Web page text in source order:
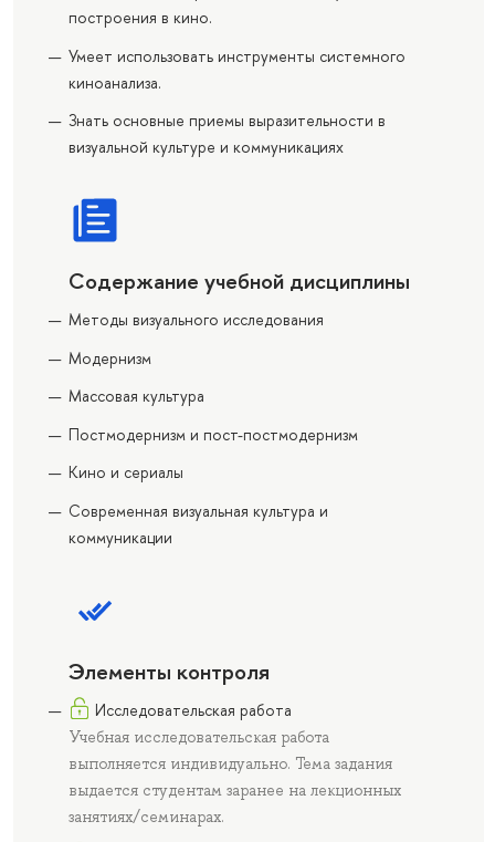
построения в кино.
Умеет использовать инструменты системного
киноанализа.
Знать основные приемы выразительности в
визуальной культуре и коммуникациях
Содержание учебной дисциплины
Методы визуального исследования
Модернизм
Массовая культура
Постмодернизм и пост-постмодернизм
Кино и сериалы
Современная визуальная культура и
коммуникации
Элементы контроля
Исследовательская работа
Учебная исследовательская работа
выполняется индивидуально. Тема задания
выдается студентам заранее на лекционных
занятиях/семинарах.